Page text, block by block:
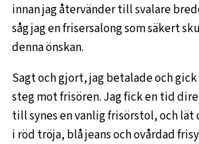
innan jag återvänder till svalare
såg jag en frisersalong som säkert
denna önskan.
Sagt och gjort, jag betalade och
steg mot frisören. Jag fick en tid
till synes en vanlig frisörstol, och lät
i röd tröja, blå jeans och ovårdad